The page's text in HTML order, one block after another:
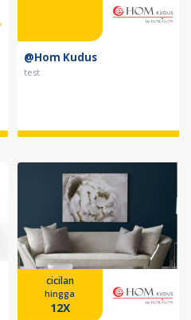
@Hom Kudus
test
cicilan
hingga
12X